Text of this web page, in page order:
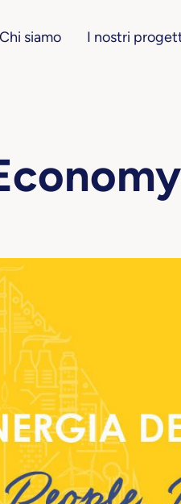
Chi siamo I nostri